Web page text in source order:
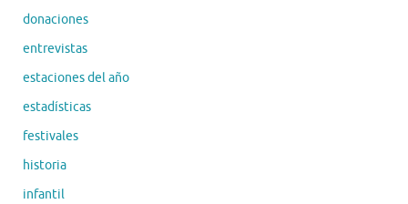
donaciones
entrevistas
estaciones del año
estadísticas
festivales
historia
infantil